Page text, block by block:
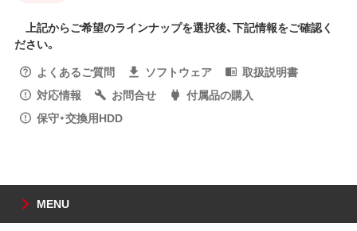
上記からご希望のラインナップを選択後、下記情報をご確認く
ださい。
よくあるご質問
ソフトウェア
取扱説明書
対応情報
お問合せ
付属品の購入
保守・交換用HDD
MENU